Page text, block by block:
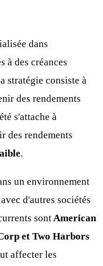
dans
à des créances
stratégie consiste à
des rendements
s'attache à
des rendements
.
un environnement
d'autres sociétés
sont American
et Two Harbors
affecter les